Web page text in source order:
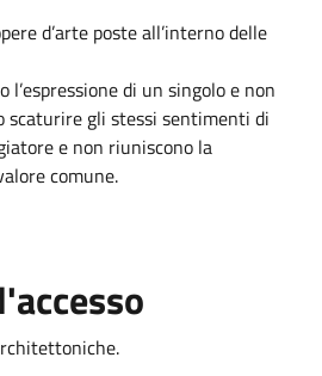
d’arte poste all’interno delle
l’espressione di un singolo e non
scaturire gli stessi sentimenti di
e non riuniscono la
comune.